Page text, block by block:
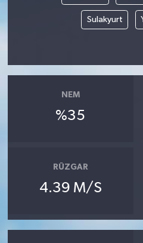
Sulakyurt
NEM
%35
RÜZGAR
4.39 M/S